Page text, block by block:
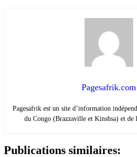
Pagesafrik.com
Pagesafrik est un site d’information
du Congo (Brazzaville et Kinshsa) et de
Publications similaires: